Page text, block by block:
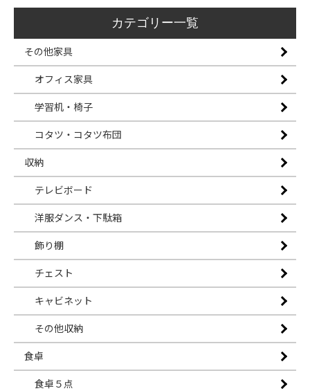
カテゴリー一覧
その他家具
オフィス家具
学習机・椅子
コタツ・コタツ布団
収納
テレビボード
洋服ダンス・下駄箱
飾り棚
チェスト
キャビネット
その他収納
食卓
食卓５点